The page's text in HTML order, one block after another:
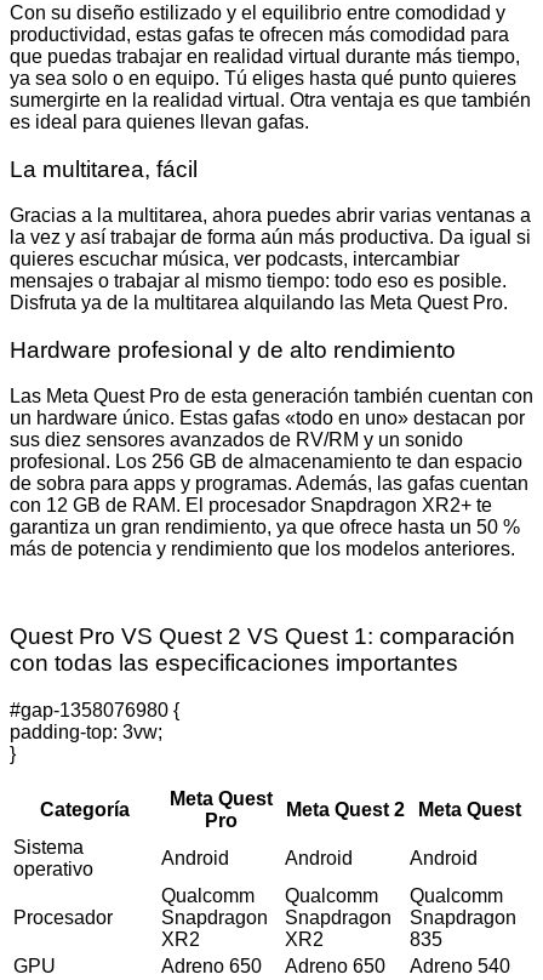
Con su diseño estilizado y el equilibrio entre comodidad y
productividad, estas gafas te ofrecen más comodidad para
que puedas trabajar en realidad virtual durante más tiempo,
ya sea solo o en equipo. Tú eliges hasta qué punto quieres
sumergirte en la realidad virtual. Otra ventaja es que también
es ideal para quienes llevan gafas.
La multitarea, fácil
Gracias a la multitarea, ahora puedes abrir varias ventanas a
la vez y así trabajar de forma aún más productiva. Da igual si
quieres escuchar música, ver podcasts, intercambiar
mensajes o trabajar al mismo tiempo: todo eso es posible.
Disfruta ya de la multitarea alquilando las Meta Quest Pro.
Hardware profesional y de alto rendimiento
Las Meta Quest Pro de esta generación también cuentan con
un hardware único. Estas gafas «todo en uno» destacan por
sus diez sensores avanzados de RV/RM y un sonido
profesional. Los 256 GB de almacenamiento te dan espacio
de sobra para apps y programas. Además, las gafas cuentan
con 12 GB de RAM. El procesador Snapdragon XR2+ te
garantiza un gran rendimiento, ya que ofrece hasta un 50 %
más de potencia y rendimiento que los modelos anteriores.
Quest Pro VS Quest 2 VS Quest 1: comparación
con todas las especificaciones importantes
#gap-1358076980 {
padding-top: 3vw;
}
Categoría
Meta Quest
Pro
Meta Quest 2
Meta Quest
Sistema
operativo
Android Android Android
Procesador
Qualcomm
Snapdragon
XR2
Qualcomm
Snapdragon
XR2
Qualcomm
Snapdragon
835
GPU
Adreno 650 Adreno 650
Adreno 540